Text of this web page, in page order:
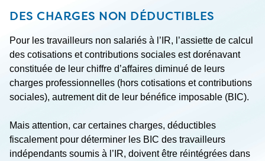
DES CHARGES NON DÉDUCTIBLES
Pour les travailleurs non salariés à l’IR, l’assiette de calcul
des cotisations et contributions sociales est dorénavant
constituée de leur chiffre d’affaires diminué de leurs
charges professionnelles (hors cotisations et contributions
sociales), autrement dit de leur bénéfice imposable (BIC).
Mais attention, car certaines charges, déductibles
fiscalement pour déterminer les BIC des travailleurs
indépendants soumis à l’IR, doivent être réintégrées dans